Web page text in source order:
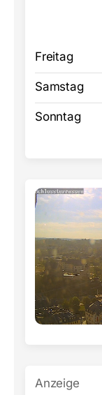
Freitag
Samstag
Sonntag
Anzeige